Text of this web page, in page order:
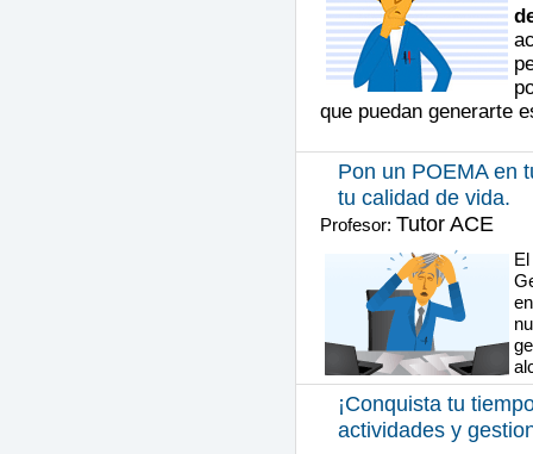
que puedan generarte
Pon un POEMA en
tu calidad de vida.
Profesor: Tutor ACE
¡Conquista tu
actividades y